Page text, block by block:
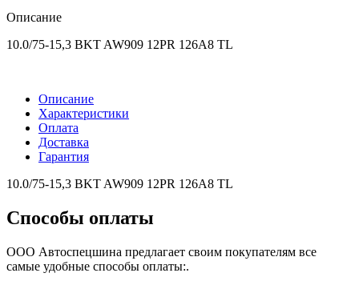
Описание
10.0/75-15,3 BKT AW909 12PR 126A8 TL
Описание
Характеристики
Оплата
Доставка
Гарантия
10.0/75-15,3 BKT AW909 12PR 126A8 TL
Способы оплаты
ООО Автоспецшина предлагает своим покупателям все
самые удобные способы оплаты:.